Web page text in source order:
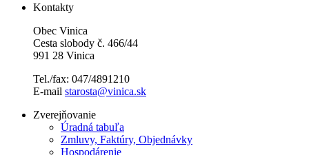
Kontakty
Obec Vinica
Cesta slobody č. 466/44
991 28 Vinica
Tel./fax: 047/4891210
E-mail starosta@vinica.sk
Zverejňovanie
Úradná tabuľa
Zmluvy, Faktúry, Objednávky
Hospodárenie